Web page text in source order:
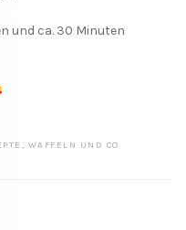
und ca. 30 Minuten
, WAFFELN UND CO.